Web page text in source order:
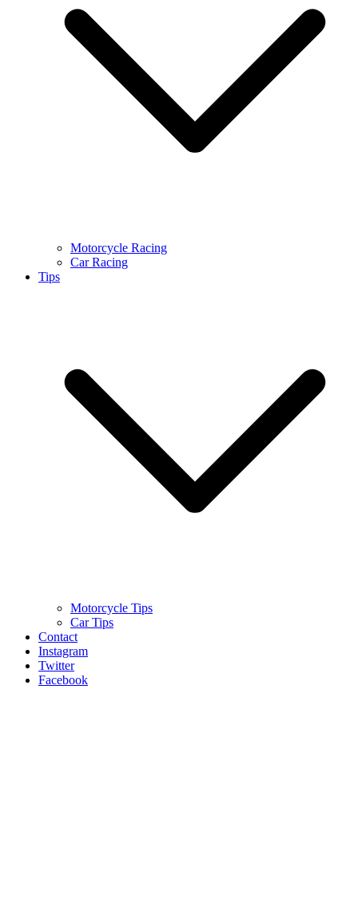
Motorcycle Racing
Car Racing
Tips
Motorcycle Tips
Car Tips
Contact
Instagram
Twitter
Facebook